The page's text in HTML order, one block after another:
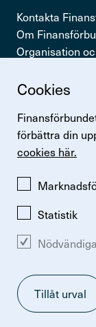
Cookies
förbättra din
cookies här.
Statistik
Tillåt urval
Kontakta
Om
Organisation
Snabb­länkar
Logga in
Lönestatistik
Perspektiv
Ändra
Så hanterar vi